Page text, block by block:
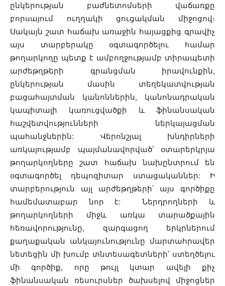
ընկերության բաժնետոմսերի վաճառքը
բորսայում ուղղակի ցուցակման միջոցով։
Սակայն շատ հաճախ առաջին հայացքից գրավիչ
այս տարբերակը օգտագործելու համար
թողարկողը պետք է ամբողջությամբ տիրապետի
արժեթղթերի գրանցման իրավունքին,
ընկերության մասին տեղեկատվության
բացահայտման կանոններին, կանոնադրական
կապիտալի կառուցվածքի և ֆինանսական
հաշվետվությունների ներկայացման
պահանջներին: Վերոնշյալ խնդիրների
առկայությամբ պայմանավորված՝ օտարերկրյա
թողարկողները շատ հաճախ նախընտրում են
օգտագործել դեպոզիտար ստացականներ: Ի
տարբերություն այլ արժեթղթերի՝ այս գործիքը
համեմատաբար նոր է: Ներդրողների և
թողարկողների միջև առկա տարածքային
հեռավորությունը, զարգացող երկրներում
քաղաքական անկայունությունը մարտահրավեր
նետեցին մի խումբ տնտեսագետների՝ ստեղծելու
մի գործիք, որը թույլ կտար ավելի քիչ
ֆինանսական ռեսուրսներ ծախսելով միջոցներ